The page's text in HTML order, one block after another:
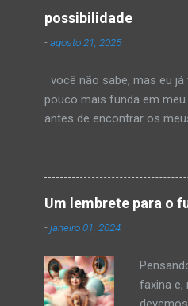
possibilidade
-agosto 21, 2025
você não sabe, mas eu
pouco mais funda em
antes de encontrar os
na forma como teu
curva dos teus lábios
no começo. até descobrir
quanto provoca. ou sabe?
Um lembrete para o
-janeiro 01, 2024
faxina e,